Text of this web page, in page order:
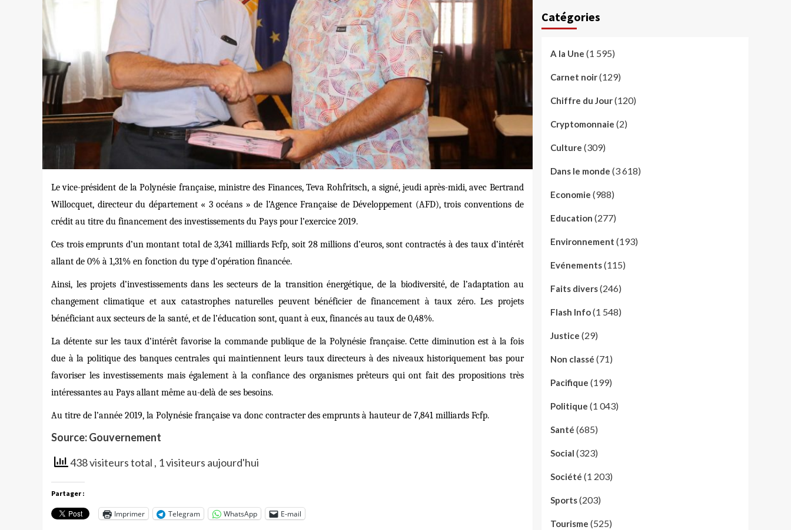
Le vice-président de la Polynésie française, ministre des Finances, Teva Rohfritsch, a signé, jeudi après-midi, avec Bertrand
Willocquet, directeur du département « 3 océans » de l’Agence Française de Développement (AFD), trois conventions de
crédit au titre du financement des investissements du Pays pour l’exercice 2019.
Ces trois emprunts d’un montant total de 3,341 milliards Fcfp, soit 28 millions d’euros, sont contractés à des taux d’intérêt
allant de 0% à 1,31% en fonction du type d’opération financée.
Ainsi, les projets d’investissements dans les secteurs de la transition énergétique, de la biodiversité, de l’adaptation au
changement climatique et aux catastrophes naturelles peuvent bénéficier de financement à taux zéro. Les projets
bénéficiant aux secteurs de la santé, et de l’éducation sont, quant à eux, financés au taux de 0,48%.
La détente sur les taux d’intérêt favorise la commande publique de la Polynésie française. Cette diminution est à la fois
due à la politique des banques centrales qui maintiennent leurs taux directeurs à des niveaux historiquement bas pour
favoriser les investissements mais également à la confiance des organismes prêteurs qui ont fait des propositions très
intéressantes au Pays allant même au-delà de ses besoins.
Au titre de l’année 2019, la Polynésie française va donc contracter des emprunts à hauteur de 7,841 milliards Fcfp.
Source: Gouvernement
438 visiteurs total , 1 visiteurs aujourd'hui
Partager :
Imprimer Telegram WhatsApp E-mail
Catégories
A la Une (1 595)
Carnet noir(129)
Chiffre du Jour(120)
Cryptomonnaie (2)
Culture (309)
Dans le monde (3 618)
Economie (988)
Education (277)
Environnement (193)
Evénements(115)
Faits divers(246)
Flash Info(1 548)
Justice (29)
Non classé (71)
Pacifique (199)
Politique (1 043)
Santé (685)
Social (323)
Société (1 203)
Sports(203)
Tourisme (525)